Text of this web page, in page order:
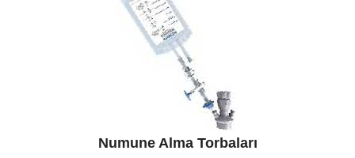
Numune Alma Torbaları